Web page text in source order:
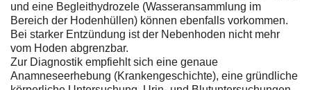
und eine Begleithydrozele (Wasseransammlung im
Bereich der Hodenhüllen) können ebenfalls vorkommen.
Bei starker Entzündung ist der Nebenhoden nicht mehr
vom Hoden abgrenzbar.
Zur Diagnostik empfiehlt sich eine genaue
Anamneseerhebung (Krankengeschichte), eine gründliche